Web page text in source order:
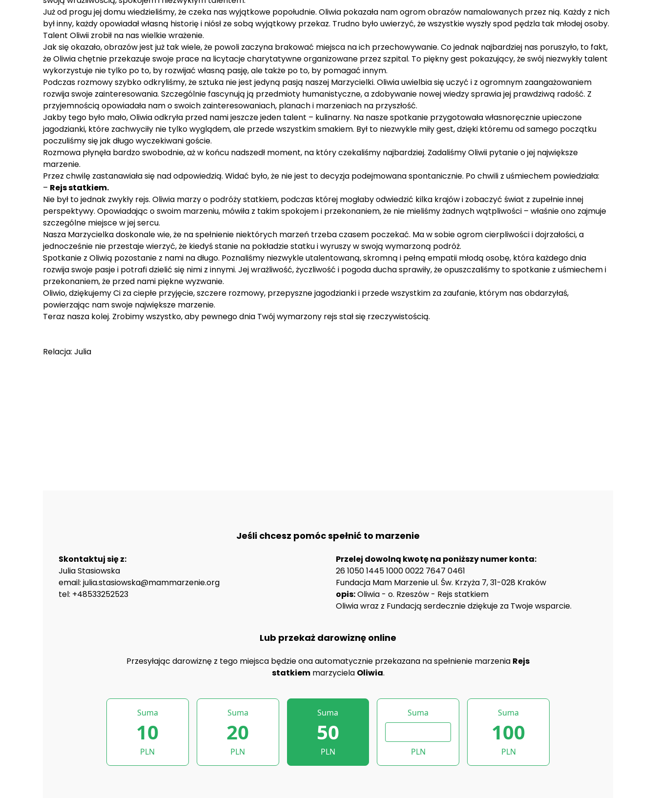
Już od progu jej domu wiedzieliśmy, że czeka nas wyjątkowe popołudnie. Oliwia pokazała nam ogrom obrazów namalowanych przez nią. Każdy z nich
był inny, każdy opowiadał własną historię i niósł ze sobą wyjątkowy przekaz. Trudno było uwierzyć, że wszystkie wyszły spod pędzla tak młodej osoby.
Talent Oliwii zrobił na nas wielkie wrażenie.
Jak się okazało, obrazów jest już tak wiele, że powoli zaczyna brakować miejsca na ich przechowywanie. Co jednak najbardziej nas poruszyło, to fakt,
że Oliwia chętnie przekazuje swoje prace na licytacje charytatywne organizowane przez szpital. To piękny gest pokazujący, że swój niezwykły talent
wykorzystuje nie tylko po to, by rozwijać własną pasję, ale także po to, by pomagać innym.
Podczas rozmowy szybko odkryliśmy, że sztuka nie jest jedyną pasją naszej Marzycielki. Oliwia uwielbia się uczyć i z ogromnym zaangażowaniem
rozwija swoje zainteresowania. Szczególnie fascynują ją przedmioty humanistyczne, a zdobywanie nowej wiedzy sprawia jej prawdziwą radość. Z
przyjemnością opowiadała nam o swoich zainteresowaniach, planach i marzeniach na przyszłość.
Jakby tego było mało, Oliwia odkryła przed nami jeszcze jeden talent – kulinarny. Na nasze spotkanie przygotowała własnoręcznie upieczone
jagodzianki, które zachwyciły nie tylko wyglądem, ale przede wszystkim smakiem. Był to niezwykle miły gest, dzięki któremu od samego początku
poczuliśmy się jak długo wyczekiwani goście.
Rozmowa płynęła bardzo swobodnie, aż w końcu nadszedł moment, na który czekaliśmy najbardziej. Zadaliśmy Oliwii pytanie o jej największe
marzenie.
Przez chwilę zastanawiała się nad odpowiedzią. Widać było, że nie jest to decyzja podejmowana spontanicznie. Po chwili z uśmiechem powiedziała:
– Rejs statkiem.
Nie był to jednak zwykły rejs. Oliwia marzy o podróży statkiem, podczas której mogłaby odwiedzić kilka krajów i zobaczyć świat z zupełnie innej
perspektywy. Opowiadając o swoim marzeniu, mówiła z takim spokojem i przekonaniem, że nie mieliśmy żadnych wątpliwości – właśnie ono zajmuje
szczególne miejsce w jej sercu.
Nasza Marzycielka doskonale wie, że na spełnienie niektórych marzeń trzeba czasem poczekać. Ma w sobie ogrom cierpliwości i dojrzałości, a
jednocześnie nie przestaje wierzyć, że kiedyś stanie na pokładzie statku i wyruszy w swoją wymarzoną podróż.
Spotkanie z Oliwią pozostanie z nami na długo. Poznaliśmy niezwykle utalentowaną, skromną i pełną empatii młodą osobę, która każdego dnia
rozwija swoje pasje i potrafi dzielić się nimi z innymi. Jej wrażliwość, życzliwość i pogoda ducha sprawiły, że opuszczaliśmy to spotkanie z uśmiechem i
przekonaniem, że przed nami piękne wyzwanie.
Oliwio, dziękujemy Ci za ciepłe przyjęcie, szczere rozmowy, przepyszne jagodzianki i przede wszystkim za zaufanie, którym nas obdarzyłaś,
powierzając nam swoje największe marzenie.
Teraz nasza kolej. Zrobimy wszystko, aby pewnego dnia Twój wymarzony rejs stał się rzeczywistością.
Relacja: Julia
Jeśli chcesz pomóc spełnić to marzenie
Skontaktuj się z:
Julia Stasiowska
email: julia.stasiowska@mammarzenie.org
tel: +48533252523
Przelej dowolną kwotę na poniższy numer konta:
26 1050 1445 1000 0022 7647 0461
Fundacja Mam Marzenie ul. Św. Krzyża 7, 31-028 Kraków
opis:Oliwia - o. Rzeszów - Rejs statkiem
Oliwia wraz z Fundacją serdecznie dziękuje za Twoje wsparcie.
Lub przekaż darowiznę online
Przesyłając darowiznę z tego miejsca będzie ona automatycznie przekazana na spełnienie marzenia Rejs
statkiemmarzyciela Oliwia.
Suma
10
PLN
Suma
20
PLN
Suma
50
PLN
Suma
PLN
Suma
100
PLN